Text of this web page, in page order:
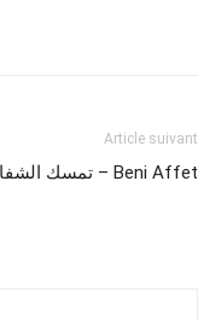
Article suivant
En vidéo – تمسك الشفاه – سامحني – Beni Affet